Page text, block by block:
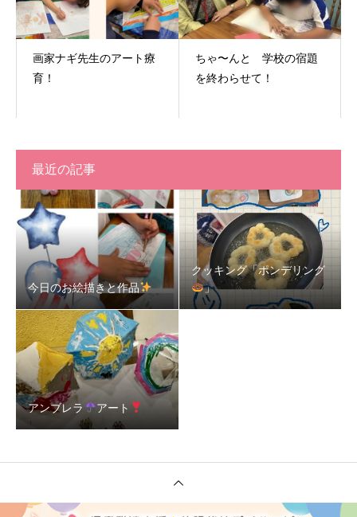
画家ナギ先生のアート療
育！
ちゃ〜んと 学校の宿題
を終わらせて！
最近の記事
今日のお絵描きと作品
クッキング「ポンデリング
」
アンブレラ アート